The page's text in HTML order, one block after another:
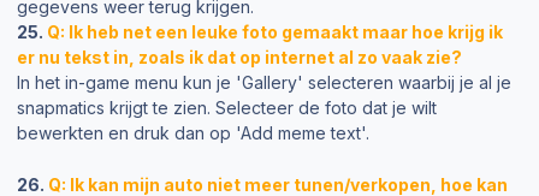
gegevens weer terug krijgen.
25. Q: Ik heb net een leuke foto gemaakt maar hoe krijg ik
er nu tekst in, zoals ik dat op internet al zo vaak zie?
In het in-game menu kun je 'Gallery' selecteren waarbij je al je
snapmatics krijgt te zien. Selecteer de foto dat je wilt
bewerkten en druk dan op 'Add meme text'.
26. Q: Ik kan mijn auto niet meer tunen/verkopen, hoe kan